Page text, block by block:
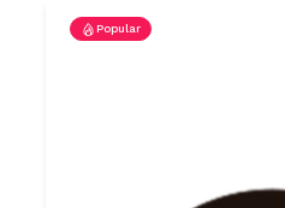
Popular